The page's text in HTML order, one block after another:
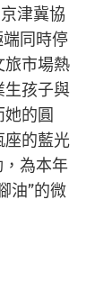
津冀協
同時停
旅市場熱
生孩子與
的圓
座的藍光
為本年
油”的微